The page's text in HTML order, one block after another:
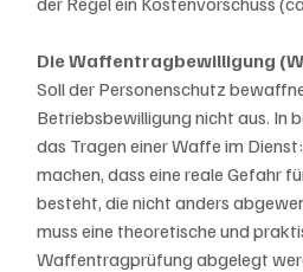
Die Waffentragbewilligung
Soll der Personenschutz
Betriebsbewilligung nicht aus. In
das Tragen einer Waffe im
machen, dass eine reale Gefahr
besteht, die nicht anders
muss eine theoretische und
Waffentragprüfung abgelegt